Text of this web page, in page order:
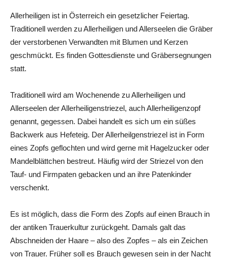
Allerheiligen ist in Österreich ein gesetzlicher Feiertag.
Traditionell werden zu Allerheiligen und Allerseelen die Gräber
der verstorbenen Verwandten mit Blumen und Kerzen
geschmückt. Es finden Gottesdienste und Gräbersegnungen
statt.
Traditionell wird am Wochenende zu Allerheiligen und
Allerseelen der Allerheiligenstriezel, auch Allerheiligenzopf
genannt, gegessen. Dabei handelt es sich um ein süßes
Backwerk aus Hefeteig. Der Allerheilgenstriezel ist in Form
eines Zopfs geflochten und wird gerne mit Hagelzucker oder
Mandelblättchen bestreut. Häufig wird der Striezel von den
Tauf- und Firmpaten gebacken und an ihre Patenkinder
verschenkt.
Es ist möglich, dass die Form des Zopfs auf einen Brauch in
der antiken Trauerkultur zurückgeht. Damals galt das
Abschneiden der Haare – also des Zopfes – als ein Zeichen
von Trauer. Früher soll es Brauch gewesen sein in der Nacht